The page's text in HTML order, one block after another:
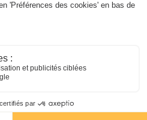
espace naturel frontalier avec
Cami Real. Si vous préférez
et supermarchés ne sont qu'à